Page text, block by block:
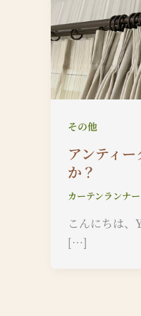
その他
アンティ
か？
カーテンランナー
こんにちは
[…]